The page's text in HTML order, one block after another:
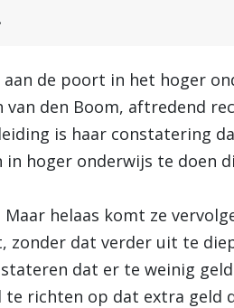
aan de poort in het hoger
van den Boom, aftredend
is haar constatering
hoger onderwijs te doen
helaas komt ze
zonder dat verder uit te
dat er te weinig
richten op dat extra geld